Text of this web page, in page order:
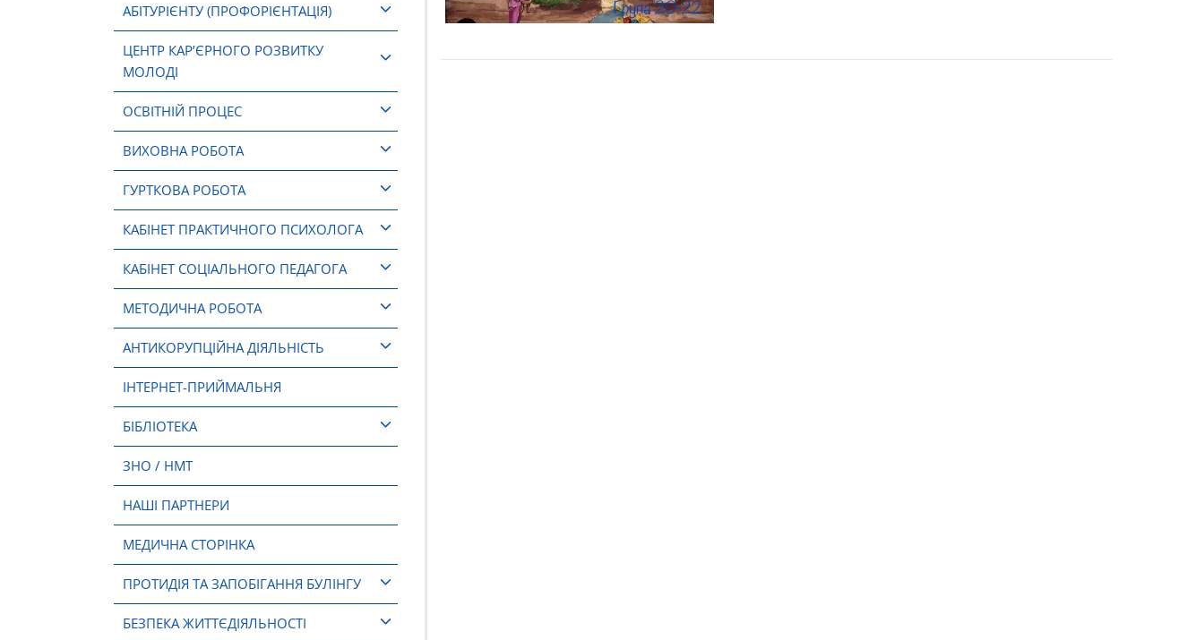
АБІТУРІЄНТУ (ПРОФОРІЄНТАЦІЯ)
ЦЕНТР КАР’ЄРНОГО РОЗВИТКУ
МОЛОДІ
ОСВІТНІЙ ПРОЦЕС
ВИХОВНА РОБОТА
ГУРТКОВА РОБОТА
КАБІНЕТ ПРАКТИЧНОГО ПСИХОЛОГА
КАБІНЕТ СОЦІАЛЬНОГО ПЕДАГОГА
МЕТОДИЧНА РОБОТА
АНТИКОРУПЦІЙНА ДІЯЛЬНІСТЬ
ІНТЕРНЕТ-ПРИЙМАЛЬНЯ
БІБЛІОТЕКА
ЗНО / НМТ
НАШІ ПАРТНЕРИ
МЕДИЧНА СТОРІНКА
ПРОТИДІЯ ТА ЗАПОБІГАННЯ БУЛІНГУ
БЕЗПЕКА ЖИТТЄДІЯЛЬНОСТІ